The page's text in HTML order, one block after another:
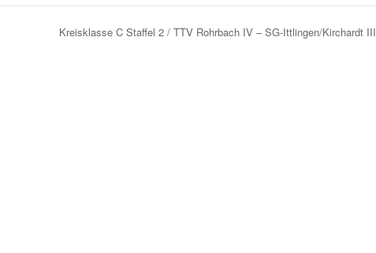
Kreisklasse C Staffel 2 / TTV Rohrbach IV – SG-Ittlingen/Kirchardt III